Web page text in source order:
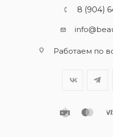
8 (904)
Работаем по